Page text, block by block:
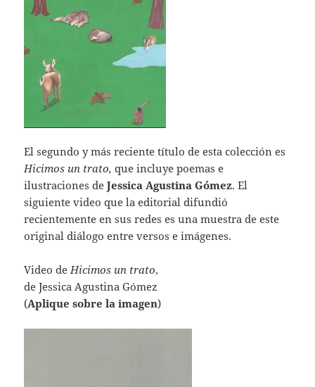
El segundo y más reciente título de esta colección es
Hicimos un trato, que incluye poemas e
ilustraciones deJessica Agustina Gómez. El
siguiente video que la editorial difundió
recientemente en sus redes es una muestra de este
original diálogo entre versos e imágenes.
Video de Hicimos un trato,
de Jessica Agustina Gómez
(Aplique sobre la imagen)